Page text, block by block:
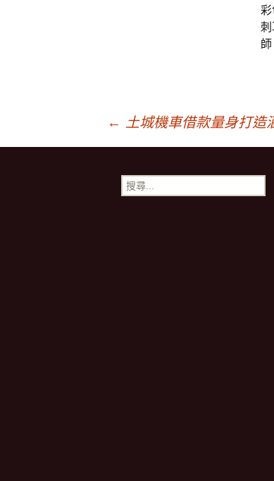
刺
師
← 土城機車借款量身打造
搜
尋